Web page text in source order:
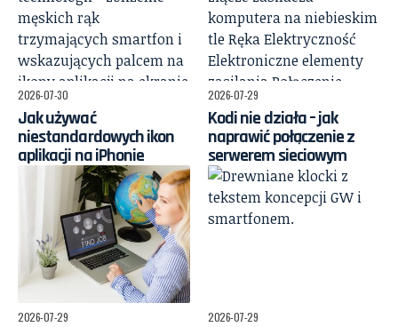
2026-07-30
Jak używać
niestandardowych ikon
aplikacji na iPhonie
2026-07-29
Kodi nie działa – jak
naprawić połączenie z
serwerem sieciowym
2026-07-29 2026-07-29